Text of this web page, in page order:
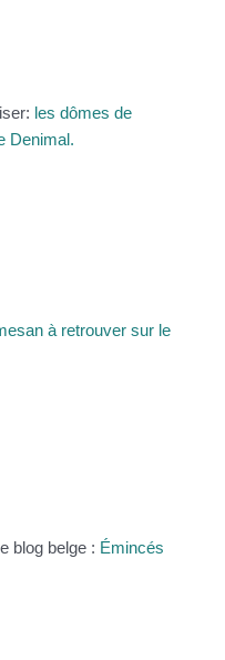
les dômes de
Denimal.
à retrouver sur le
blog belge : Émincés